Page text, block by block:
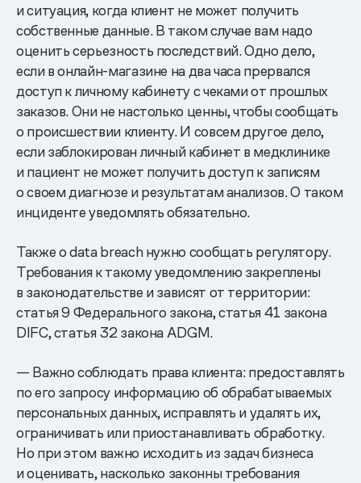
и ситуация, когда клиент не может получить
собственные данные. В таком случае вам надо
оценить серьезность последствий. Одно дело,
если в онлайн-магазине на два часа прервался
доступ к личному кабинету с чеками от прошлых
заказов. Они не настолько ценны, чтобы сообщать
о происшествии клиенту. И совсем другое дело,
если заблокирован личный кабинет в медклинике
и пациент не может получить доступ к записям
о своем диагнозе и результатам анализов. О таком
инциденте уведомлять обязательно.
Также о data breach нужно сообщать регулятору.
Требования к такому уведомлению закреплены
в законодательстве и зависят от территории:
статья 9 Федерального закона, статья 41 закона
DIFC, статья 32 закона ADGM.
— Важно соблюдать права клиента: предоставлять
по его запросу информацию об обрабатываемых
персональных данных, исправлять и удалять их,
ограничивать или приостанавливать обработку.
Но при этом важно исходить из задач бизнеса
и оценивать, насколько законны требования